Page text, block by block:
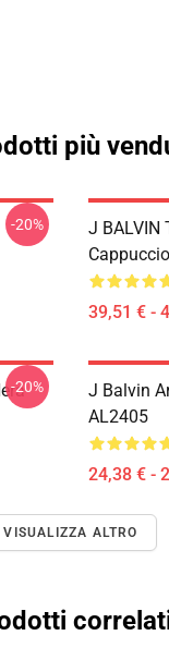
più
-20%
J BALVIN
39,51 € -
-20%
J Balvin
AL2405
24,38 € -
VISUALIZZA ALTRO